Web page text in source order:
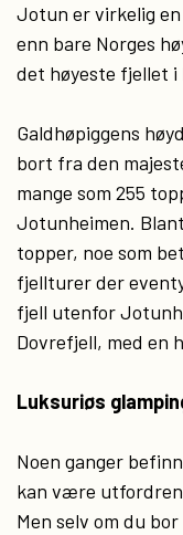
Jotun er virkelig en
enn bare Norges
det høyeste fjellet
Galdhøpiggens
bort fra den
mange som 255
Jotunheimen.
topper, noe som
fjellturer der
fjell utenfor
Dovrefjell, med en
Luksuriøs
Noen ganger
kan være
Men selv om du